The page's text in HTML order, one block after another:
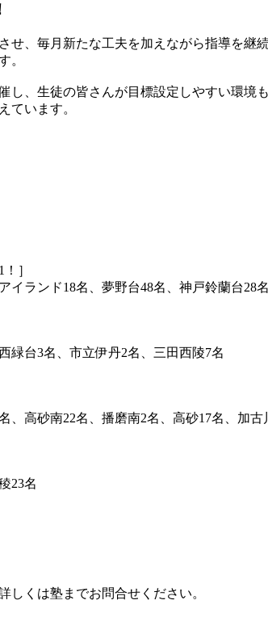
、毎月新たな工夫を加えながら指導を
。
し、生徒の皆さんが目標設定しやすい環
ています。
］
イランド18名、夢野台48名、神戸鈴蘭台
緑台3名、市立伊丹2名、三田西陵7名
、高砂南22名、播磨南2名、高砂17名、加
23名
くは塾までお問合せください。